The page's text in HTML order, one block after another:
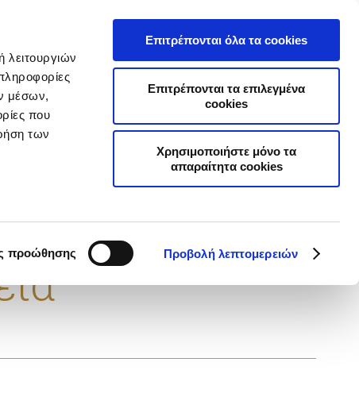
λειτουργιών
μέσων,
που
των
προώθησης Προβολή λεπτομερειών
Επιτρέπονται όλα τα cookies
Επιτρέπονται τα επιλεγμένα
cookies
Χρησιμοποιήστε μόνο τα
απαραίτητα cookies
Επιχειρήσεις Online Ασφαλίσεις
ΑΣΤΙΚΗΣ ΕΥΘΥΝΗΣ
-